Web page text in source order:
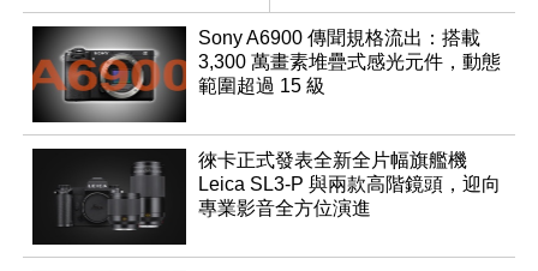
Monochrom
Sony A6900 傳聞規格流出：搭載
3,300 萬畫素堆疊式感光元件，動態
範圍超過 15 級
徠卡正式發表全新全片幅旗艦機
Leica SL3-P 與兩款高階鏡頭，迎向
專業影音全方位演進